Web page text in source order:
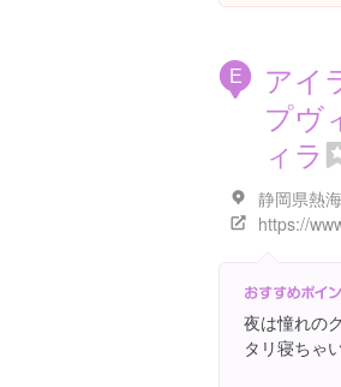
E
アイ
プヴ
ィラ
夜は憧れの
タリ寝ちゃ